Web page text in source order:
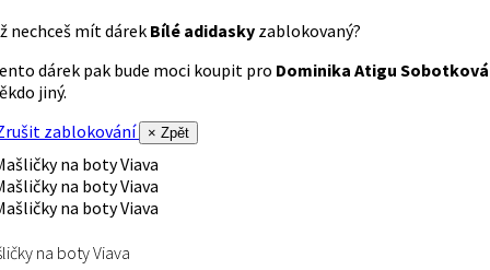
nechceš mít dárek Bílé adidasky zablokovaný?
dárek pak bude moci koupit pro Dominika Atigu Sobotková
jiný.
zablokování
× Zpět
na boty Viava